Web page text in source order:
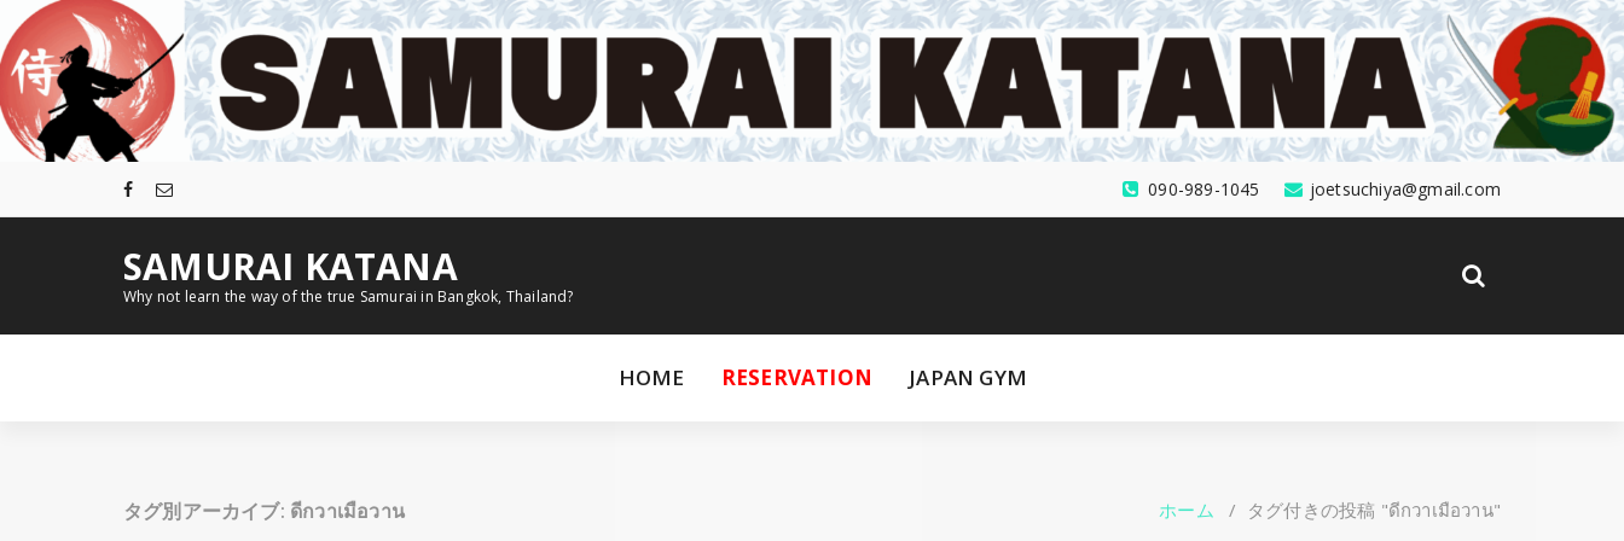
ン
テ
ツ
へ
ッ
joetsuchiya@gmail.com
090-989-1045
SAMURAI KATANA
Why not learn the way of the true Samurai in Bangkok, Thailand?
HOME RESERVATION JAPAN GYM
タグ別アーカイブ: ดีกวาเมือวาน ホーム / タグ付きの投稿 "ดีกวาเมือวาน"